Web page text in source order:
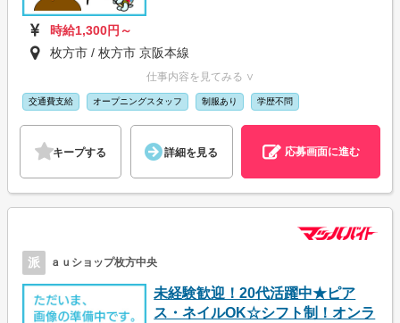
時給1,300円～
枚方市 / 枚方市 京阪本線
仕事内容を見てみる ∨
交通費支給 オープニングスタッフ 制服あり 学歴不問
キープする 詳細を見る 応募画面に進む
派 ａｕショップ枚方中央
未経験歓迎！20代活躍中★ピア
ス・ネイルOK☆シフト制！オンラ